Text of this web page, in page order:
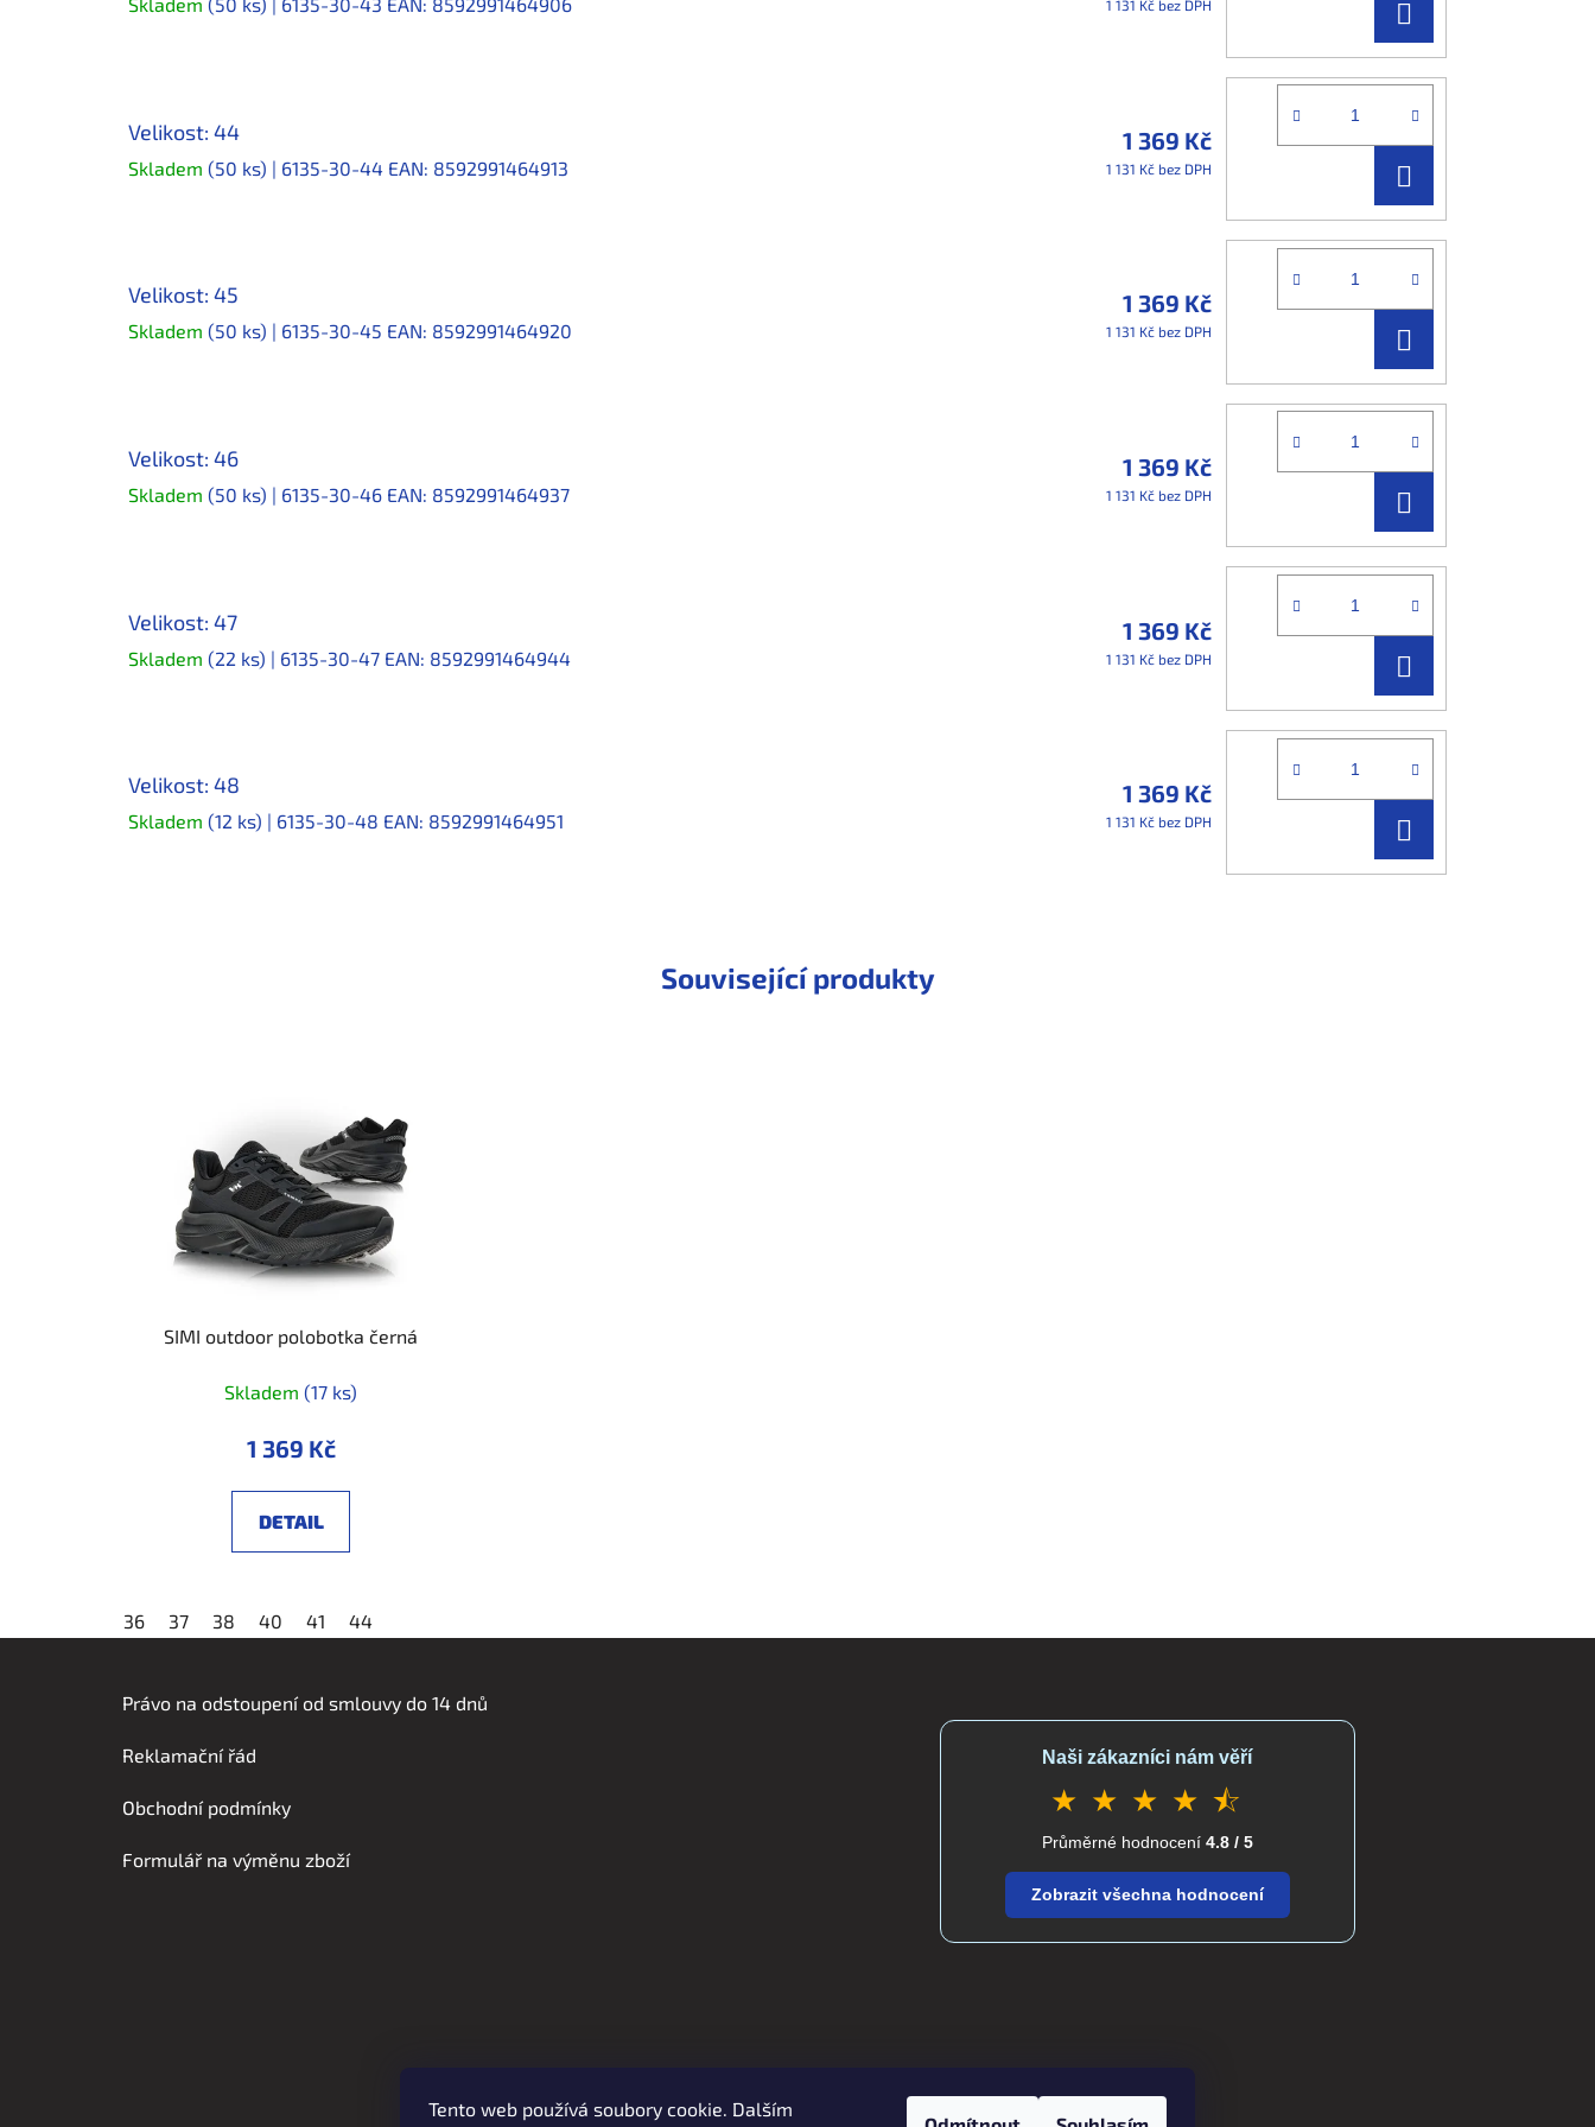
Tento web používá soubory cookie. Dalším
1 131 Kč bez DPH
KOŠÍKU
Velikost: 44
Skladem (50 ks) | 6135-30-44 EAN: 8592991464913
1 369 Kč
1 131 Kč bez DPH
KOŠÍKU
Velikost: 45
Skladem (50 ks) | 6135-30-45 EAN: 8592991464920
1 369 Kč
1 131 Kč bez DPH
KOŠÍKU
Velikost: 46
Skladem (50 ks) | 6135-30-46 EAN: 8592991464937
1 369 Kč
1 131 Kč bez DPH
KOŠÍKU
Velikost: 47
Skladem (22 ks) | 6135-30-47 EAN: 8592991464944
1 369 Kč
1 131 Kč bez DPH
KOŠÍKU
Velikost: 48
Skladem (12 ks) | 6135-30-48 EAN: 8592991464951
1 369 Kč
1 131 Kč bez DPH
KOŠÍKU
Související produkty
SIMI outdoor polobotka černá
Skladem(17 ks)
1 369 Kč
DETAIL
36 37 38 40 41 44
Právo na odstoupení od smlouvy do 14 dnů
Reklamační řád
Obchodní podmínky
Formulář na výměnu zboží
Naši zákazníci nám věří
★ ★ ★ ★ ⯪
Průměrné hodnocení 4.8 / 5
Zobrazit všechna hodnocení